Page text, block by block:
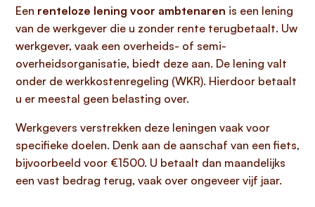
Een renteloze lening voor ambtenaren is een lening
van de werkgever die u zonder rente terugbetaalt. Uw
werkgever, vaak een overheids- of semi-
overheidsorganisatie, biedt deze aan. De lening valt
onder de werkkostenregeling (WKR). Hierdoor betaalt
u er meestal geen belasting over.
Werkgevers verstrekken deze leningen vaak voor
specifieke doelen. Denk aan de aanschaf van een fiets,
bijvoorbeeld voor €1500. U betaalt dan maandelijks
een vast bedrag terug, vaak over ongeveer vijf jaar.